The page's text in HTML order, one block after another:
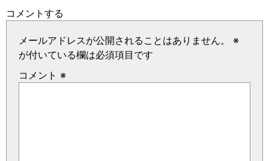
コメントする
メールアドレスが公開されることはありません。
※
が付いている欄は必須項目です
コメント ※